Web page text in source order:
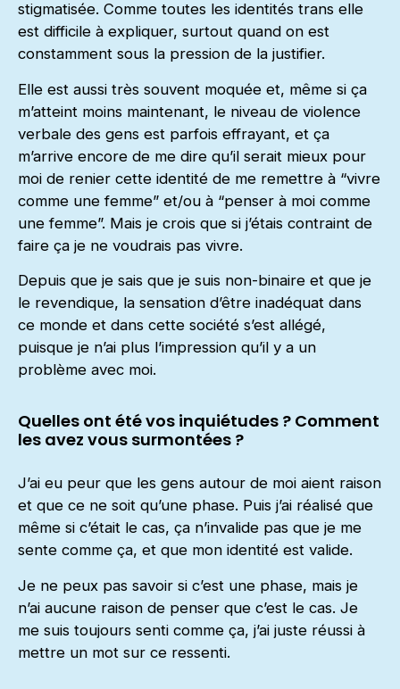
stigmatisée. Comme toutes les identités trans elle
est difficile à expliquer, surtout quand on est
constamment sous la pression de la justifier.
Elle est aussi très souvent moquée et, même si ça
m’atteint moins maintenant, le niveau de violence
verbale des gens est parfois effrayant, et ça
m’arrive encore de me dire qu’il serait mieux pour
moi de renier cette identité de me remettre à “vivre
comme une femme” et/ou à “penser à moi comme
une femme”. Mais je crois que si j’étais contraint de
faire ça je ne voudrais pas vivre.
Depuis que je sais que je suis non-binaire et que je
le revendique, la sensation d’être inadéquat dans
ce monde et dans cette société s’est allégé,
puisque je n’ai plus l’impression qu’il y a un
problème avec moi.
Quelles ont été vos inquiétudes ? Comment
les avez vous surmontées ?
J’ai eu peur que les gens autour de moi aient raison
et que ce ne soit qu’une phase. Puis j’ai réalisé que
même si c’était le cas, ça n’invalide pas que je me
sente comme ça, et que mon identité est valide.
Je ne peux pas savoir si c’est une phase, mais je
n’ai aucune raison de penser que c’est le cas. Je
me suis toujours senti comme ça, j’ai juste réussi à
mettre un mot sur ce ressenti.